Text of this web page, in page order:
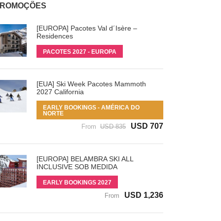
[EUROPA] Pacotes Val d´Isère –
Residences
PACOTES 2027 - EUROPA
[EUA] Ski Week Pacotes Mammoth
2027 California
EARLY BOOKINGS - AMÉRICA DO
NORTE
From USD 835 USD 707
[EUROPA] BELAMBRA SKI ALL
INCLUSIVE SOB MEDIDA
EARLY BOOKINGS 2027
From USD 1,236